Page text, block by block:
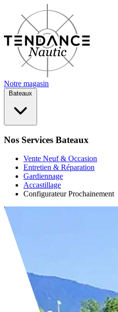
Notre magasin
Bateaux
Nos Services Bateaux
Vente Neuf & Occasion
Entretien & Réparation
Gardiennage
Accastillage
ConfigurateurProchainement